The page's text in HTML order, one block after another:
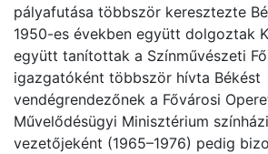
pályafutása többször keresztezte
1950-es években együtt dolgoztak
együtt tanítottak a Színművészeti
igazgatóként többször hívta Békést
vendégrendezőnek a Fővárosi
Művelődésügyi Minisztérium
vezetőjeként (1965–1976) pedig